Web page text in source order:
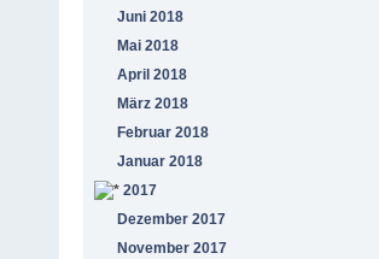
Juni 2018
Mai 2018
April 2018
März 2018
Februar 2018
Januar 2018
2017
Dezember 2017
November 2017